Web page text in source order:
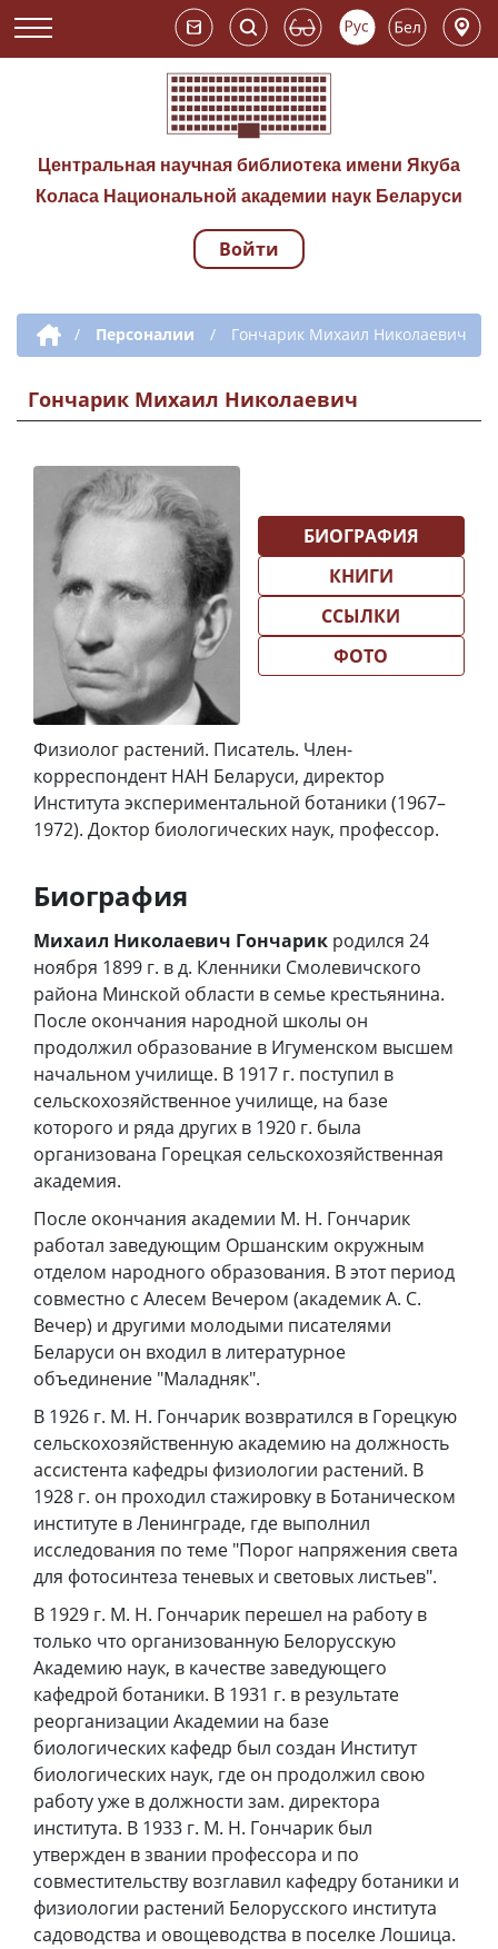
Центральная научная библиотека имени Якуба
Коласа Национальной академии наук Беларуси
Навигация по
Войти
Дополнительная навигация
/ Персоналии / Гончарик Михаил Николаевич
Гончарик Михаил Николаевич
Физиолог растений. Писатель. Член-
корреспондент НАН Беларуси, директор
Института экспериментальной ботаники (1967–
1972). Доктор биологических наук, профессор.
БИОГРАФИЯ
КНИГИ
ССЫЛКИ
ФОТО
Биография
Михаил Николаевич Гончарик родился 24
ноября 1899 г. в д. Кленники Смолевичского
района Минской области в семье крестьянина.
После окончания народной школы он
продолжил образование в Игуменском высшем
начальном училище. В 1917 г. поступил в
сельскохозяйственное училище, на базе
которого и ряда других в 1920 г. была
организована Горецкая сельскохозяйственная
академия.
После окончания академии М. Н. Гончарик
работал заведующим Оршанским окружным
отделом народного образования. В этот период
совместно с Алесем Вечером (академик А. С.
Вечер) и другими молодыми писателями
Беларуси он входил в литературное
объединение "Маладняк".
В 1926 г. М. Н. Гончарик возвратился в Горецкую
сельскохозяйственную академию на должность
ассистента кафедры физиологии растений. В
1928 г. он проходил стажировку в Ботаническом
институте в Ленинграде, где выполнил
исследования по теме "Порог напряжения света
для фотосинтеза теневых и световых листьев".
В 1929 г. М. Н. Гончарик перешел на работу в
только что организованную Белорусскую
Академию наук, в качестве заведующего
кафедрой ботаники. В 1931 г. в результате
реорганизации Академии на базе
биологических кафедр был создан Институт
биологических наук, где он продолжил свою
работу уже в должности зам. директора
института. В 1933 г. М. Н. Гончарик был
утвержден в звании профессора и по
совместительству возглавил кафедру ботаники и
физиологии растений Белорусского института
садоводства и овощеводства в поселке Лошица.